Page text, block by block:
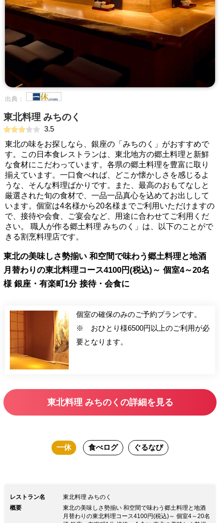
出典：
東北料理 みちのく
3.5
東北の味をお探しなら、銀座の「みちのく」がおすすめで
す。この日本食レストランは、東北地方の郷土料理と新鮮
な食材にこだわっています。各県の郷土料理を豊富に取り
揃えています。一口食べれば、どこか懐かしさを感じるよ
うな、そんな料理ばかりです。また、最高のおもてなしと
厳選された旬の食材で、一品一品真心を込めてお出しして
います。個室は4名様から20名様までご利用いただけますの
で、接待や会食、ご宴会など、用途に合わせてご利用くだ
さい。 職人が作る郷土料理 みちのく」は、以下のことがで
きる割烹料理店です。
東北の美味しさ勢揃い 和空間で味わう郷土料理と地酒
月替わりの東北料理コース4100円(税込)～ 個室4～20名
様 銀座・有楽町1分 接待・会食に
個室の確保のみのご予約プランです。
※ おひとり様6500円以上のご利用が必
要となります。
東北料理 みちのくの詳細を見る
一休 食べログ ぐるなび
レストラン名
東北料理 みちのく
概要
東北の美味しさ勢揃い 和空間で味わう郷土料理と地酒
月替わりの東北料理コース4100円(税込)～ 個室4～20名